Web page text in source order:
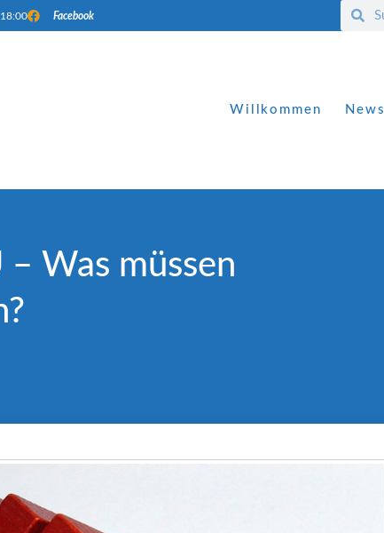
Facebook
Willkommen News
Was müssen